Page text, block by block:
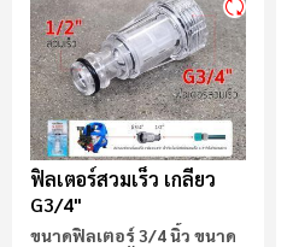
ฟิลเตอร์สวมเร็ว เกลียว
G3/4"
ขนาดฟิลเตอร์ 3/4 นิ้ว ขนาด